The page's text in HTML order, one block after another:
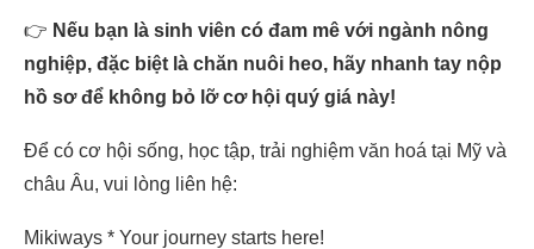
👉 Nếu bạn là sinh viên có đam mê với ngành nông
nghiệp, đặc biệt là chăn nuôi heo, hãy nhanh tay nộp
hồ sơ để không bỏ lỡ cơ hội quý giá này!
Để có cơ hội sống, học tập, trải nghiệm văn hoá tại Mỹ và
châu Âu, vui lòng liên hệ:
Mikiways * Your journey starts here!